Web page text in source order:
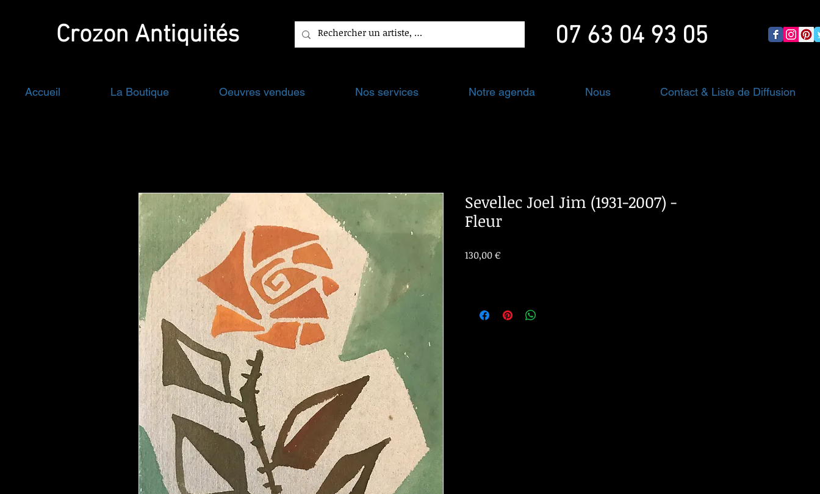
Crozon Antiquités 07 63 04 93 05
Accueil La Boutique Oeuvres vendues Nos services Notre agenda Nous Contact & Liste de Diffusion
Sevellec Joel Jim (1931-2007) -
Fleur
130,00 €Prix